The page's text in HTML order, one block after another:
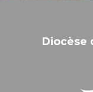
Diocèse